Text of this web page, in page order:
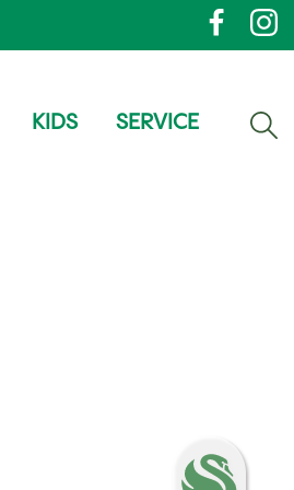
KIDS SERVICE